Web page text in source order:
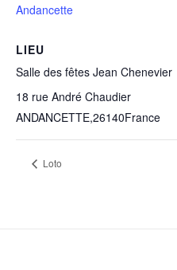
Andancette
LIEU
Salle des fêtes Jean Chenevier
18 rue André Chaudier
ANDANCETTE,26140France
Loto